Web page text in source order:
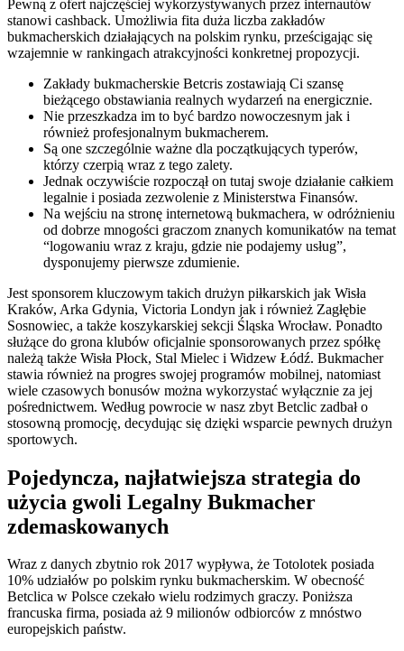
Pewną z ofert najczęściej wykorzystywanych przez internautów
stanowi cashback. Umożliwia fita duża liczba zakładów
bukmacherskich działających na polskim rynku, prześcigając się
wzajemnie w rankingach atrakcyjności konkretnej propozycji.
Zakłady bukmacherskie Betcris zostawiają Ci szansę
bieżącego obstawiania realnych wydarzeń na energicznie.
Nie przeszkadza im to być bardzo nowoczesnym jak i
również profesjonalnym bukmacherem.
Są one szczególnie ważne dla początkujących typerów,
którzy czerpią wraz z tego zalety.
Jednak oczywiście rozpoczął on tutaj swoje działanie całkiem
legalnie i posiada zezwolenie z Ministerstwa Finansów.
Na wejściu na stronę internetową bukmachera, w odróżnieniu
od dobrze mnogości graczom znanych komunikatów na temat
“logowaniu wraz z kraju, gdzie nie podajemy usług”,
dysponujemy pierwsze zdumienie.
Jest sponsorem kluczowym takich drużyn piłkarskich jak Wisła
Kraków, Arka Gdynia, Victoria Londyn jak i również Zagłębie
Sosnowiec, a także koszykarskiej sekcji Śląska Wrocław. Ponadto
służące do grona klubów oficjalnie sponsorowanych przez spółkę
należą także Wisła Płock, Stal Mielec i Widzew Łódź. Bukmacher
stawia również na progres swojej programów mobilnej, natomiast
wiele czasowych bonusów można wykorzystać wyłącznie za jej
pośrednictwem. Według powrocie w nasz zbyt Betclic zadbał o
stosowną promocję, decydując się dzięki wsparcie pewnych drużyn
sportowych.
Pojedyncza, najłatwiejsza strategia do
użycia gwoli Legalny Bukmacher
zdemaskowanych
Wraz z danych zbytnio rok 2017 wypływa, że Totolotek posiada
10% udziałów po polskim rynku bukmacherskim. W obecność
Betclica w Polsce czekało wielu rodzimych graczy. Poniższa
francuska firma, posiada aż 9 milionów odbiorców z mnóstwo
europejskich państw.